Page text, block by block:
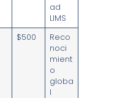
ad
LIMS
$500
Reco
noci
mient
o
globa
l